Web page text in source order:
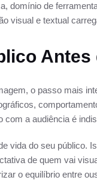
domínio de
visual e textual
Antes
o passo mais
com a audiência é
vida do seu público.
de quem vai
o equilíbrio entre